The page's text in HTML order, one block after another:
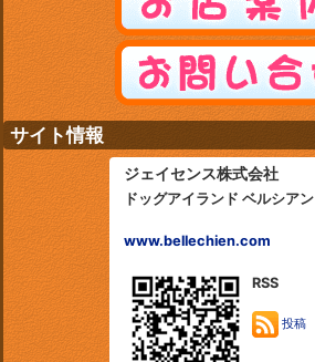
サイト情報
ジェイセンス株式会社
ドッグアイランド ベルシアン
www.bellechien.com
RSS
投稿